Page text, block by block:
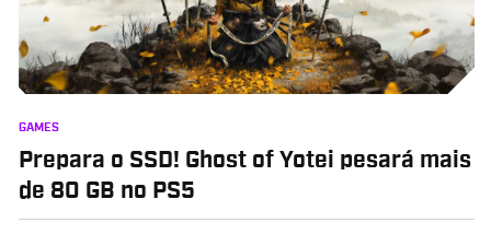
GAMES
Prepara o SSD! Ghost of Yotei pesará mais
de 80 GB no PS5